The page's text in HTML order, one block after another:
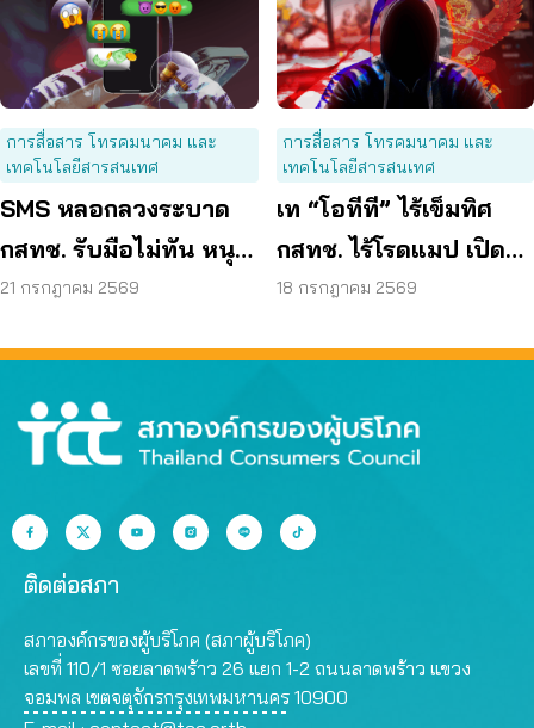
การสื่อสาร โทรคมนาคม และ
เทคโนโลยีสารสนเทศ
SMS หลอกลวงระบาด
กสทช. รับมือไม่ทัน หนุน
ใช้ พ.ร.ก. ไซเบอร์ เข้มข้น
21 กรกฎาคม 2569
การสื่อสาร โทรคมนาคม และ
เทคโนโลยีสารสนเทศ
เท “โอทีที” ไร้เข็มทิศ
กสทช. ไร้โรดแมป เปิด
ช่องมิจฉาชีพหลอกผู้
18 กรกฎาคม 2569
ติดต่อสภา
สภาองค์กรของผู้บริโภค (สภาผู้บริโภค)
เลขที่ 110/1 ซอยลาดพร้าว 26 แยก 1-2 ถนนลาดพร้าว แขวง
จอมพล เขตจตุจักรกรุงเทพมหานคร 10900